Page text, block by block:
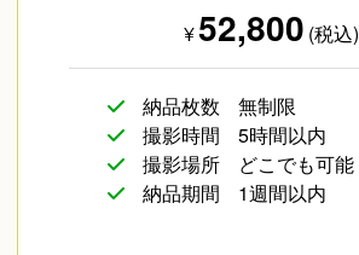
¥52,800 (税込)
納品枚数
無制限
撮影時間
5時間以内
撮影場所
どこでも可能
納品期間
1週間以内